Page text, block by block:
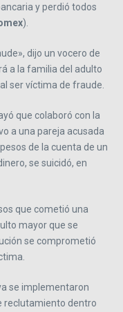
y perdió todos
).
dijo un vocero de
a la familia del adulto
ser víctima de fraude.
que colaboró con la
a una pareja acusada
de la cuenta de un
se suicidó, en
que cometió una
mayor que se
se comprometió
se implementaron
reclutamiento dentro